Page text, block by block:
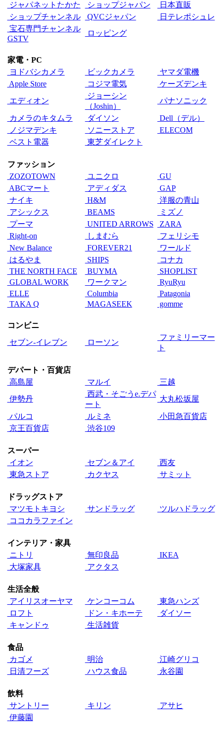
ジャパネットたかた
ショップジャパン
日本直販
ショップチャンネル
QVCジャパン
日テレポシュレ
宝石専門チャンネル
GSTV
ロッピング
家電・PC
ヨドバシカメラ
ビックカメラ
ヤマダ電機
Apple Store
コジマ電気
ケーズデンキ
エディオン
ジョーシン
（Joshin）
パナソニック
カメラのキタムラ ダイソン
Dell（デル）
ノジマデンキ
ソニーストア
ELECOM
ベスト電器
東芝ダイレクト
ファッション
ZOZOTOWN
ユニクロ
GU
ABCマート
アディダス
GAP
ナイキ
H&M
洋服の青山
アシックス
BEAMS
ミズノ
プーマ
UNITED ARROWS
ZARA
Right-on
しまむら
フェリシモ
New Balance
FOREVER21
ワールド
はるやま
SHIPS
コナカ
THE NORTH FACE
BUYMA
SHOPLIST
GLOBAL WORK
ワークマン
RyuRyu
ELLE
Columbia
Patagonia
TAKA Q
MAGASEEK gomme
コンビニ
セブン‐イレブン
ローソン
ファミリーマー
ト
デパート・百貨店
高島屋
マルイ
三越
伊勢丹
西武・そごうe.デパ
ート
大丸松坂屋
パルコ ルミネ
小田急百貨店
京王百貨店
渋谷109
スーパー
イオン
セブン＆アイ
西友
東急ストア
カクヤス サミット
ドラッグストア
マツモトキヨシ
サンドラッグ
ツルハドラッグ
ココカラファイン
インテリア・家具
ニトリ
無印良品
IKEA
大塚家具
アクタス
生活全般
アイリスオーヤマ
ケンコーコム
東急ハンズ
ロフト
ドン・キホーテ
ダイソー
キャンドゥ
生活雑貨
食品
カゴメ
明治
江崎グリコ
日清フーズ
ハウス食品 永谷園
飲料
サントリー
キリン
アサヒ
伊藤園